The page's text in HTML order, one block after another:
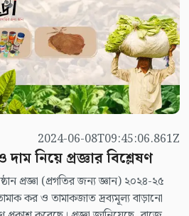
2024-06-08T09:45:06.861Z
নিয়ে প্রজ্ঞার বিশ্লেষণ
প্রজ্ঞা (প্রগতির জন্য জ্ঞান) ২০২৪-২৫
কর ও তামাকজাত দ্রব্যমূল্য বাড়ানো